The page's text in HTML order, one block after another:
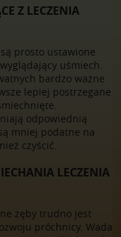
Z LECZENIA
prosto ustawione
uśmiech.
bardzo ważne
lepiej postrzegane
odpowiednią
mniej podatne na
czyścić.
LECZENIA
zęby trudno jest
próchnicy. Wada